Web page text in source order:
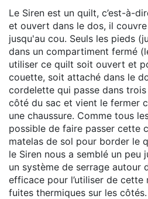
Le Siren est un quilt, c’est-à-
et ouvert dans le dos, il
jusqu'au cou. Seuls les pieds
dans un compartiment fermé
utiliser ce quilt soit ouvert et
couette, soit attaché dans le
cordelette qui passe dans
côté du sac et vient le fermer
une chaussure. Comme tous
possible de faire passer cette
matelas de sol pour border le
le Siren nous a semblé un peu
un système de serrage autour
efficace pour l’utiliser de cette
fuites thermiques sur les côtés.